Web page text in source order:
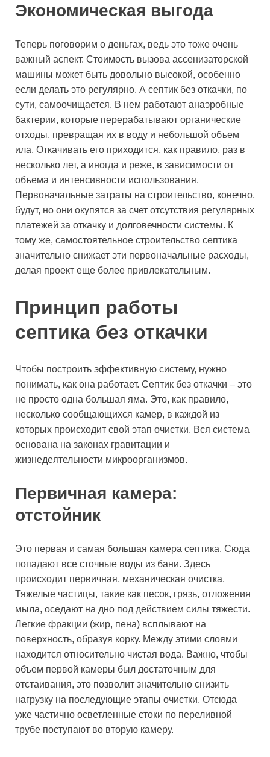
Экономическая выгода
Теперь поговорим о деньгах, ведь это тоже очень
важный аспект. Стоимость вызова ассенизаторской
машины может быть довольно высокой, особенно
если делать это регулярно. А септик без откачки, по
сути, самоочищается. В нем работают анаэробные
бактерии, которые перерабатывают органические
отходы, превращая их в воду и небольшой объем
ила. Откачивать его приходится, как правило, раз в
несколько лет, а иногда и реже, в зависимости от
объема и интенсивности использования.
Первоначальные затраты на строительство, конечно,
будут, но они окупятся за счет отсутствия регулярных
платежей за откачку и долговечности системы. К
тому же, самостоятельное строительство септика
значительно снижает эти первоначальные расходы,
делая проект еще более привлекательным.
Принцип работы
септика без откачки
Чтобы построить эффективную систему, нужно
понимать, как она работает. Септик без откачки – это
не просто одна большая яма. Это, как правило,
несколько сообщающихся камер, в каждой из
которых происходит свой этап очистки. Вся система
основана на законах гравитации и
жизнедеятельности микроорганизмов.
Первичная камера:
отстойник
Это первая и самая большая камера септика. Сюда
попадают все сточные воды из бани. Здесь
происходит первичная, механическая очистка.
Тяжелые частицы, такие как песок, грязь, отложения
мыла, оседают на дно под действием силы тяжести.
Легкие фракции (жир, пена) всплывают на
поверхность, образуя корку. Между этими слоями
находится относительно чистая вода. Важно, чтобы
объем первой камеры был достаточным для
отстаивания, это позволит значительно снизить
нагрузку на последующие этапы очистки. Отсюда
уже частично осветленные стоки по переливной
трубе поступают во вторую камеру.